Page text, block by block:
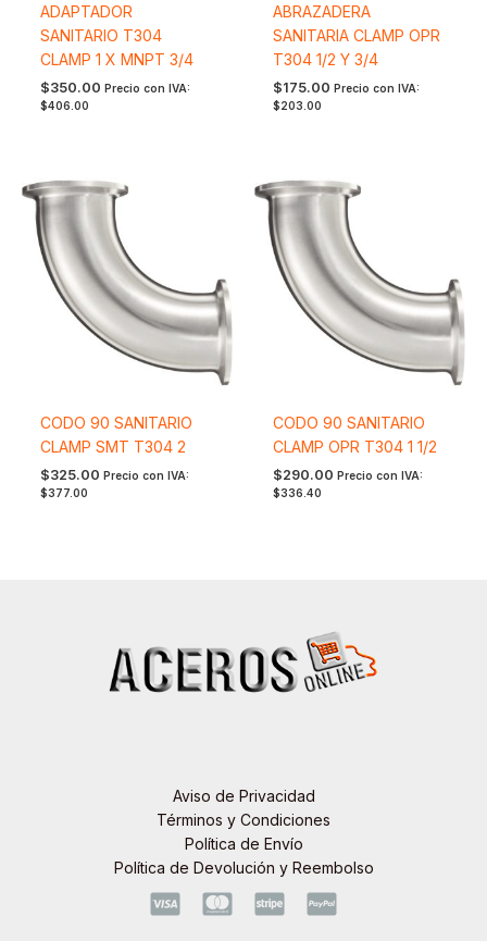
ADAPTADOR
SANITARIO T304
CLAMP 1 X MNPT 3/4
$350.00 Precio con IVA:
$406.00
ABRAZADERA
SANITARIA CLAMP OPR
T304 1/2 Y 3/4
$175.00 Precio con IVA:
$203.00
CODO 90 SANITARIO
CLAMP SMT T304 2
$325.00 Precio con IVA:
$377.00
CODO 90 SANITARIO
CLAMP OPR T304 1 1/2
$290.00 Precio con IVA:
$336.40
Aviso de Privacidad
Términos y Condiciones
Política de Envío
Política de Devolución y Reembolso